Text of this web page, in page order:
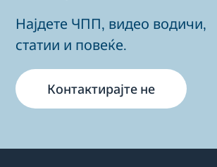
Најдете ЧПП, видео водичи,
статии и повеќе.
Контактирајте не